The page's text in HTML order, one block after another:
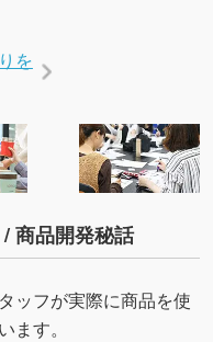
を
商品開発秘話
ッフが実際に商品を使
ます。